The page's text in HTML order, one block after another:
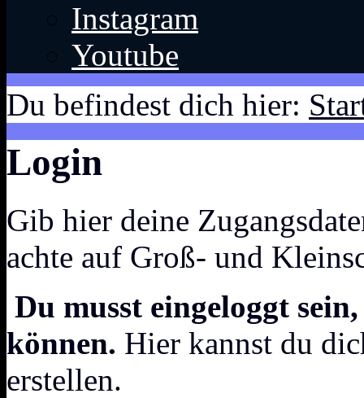
Instagram
Youtube
Du befindest dich hier:
Login
Gib hier deine
achte auf Groß- und
Du musst eingeloggt
können. Hier kannst du
erstellen.